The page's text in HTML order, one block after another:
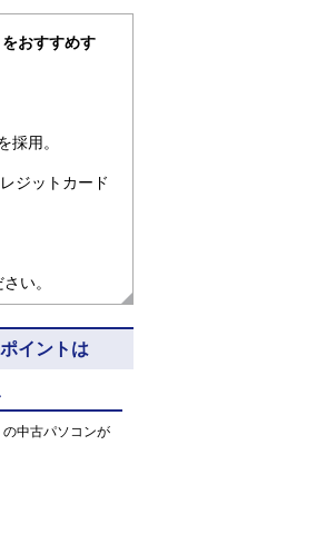
おすすめす
採用。
ジットカード
い。
イントは
中古パソコンが